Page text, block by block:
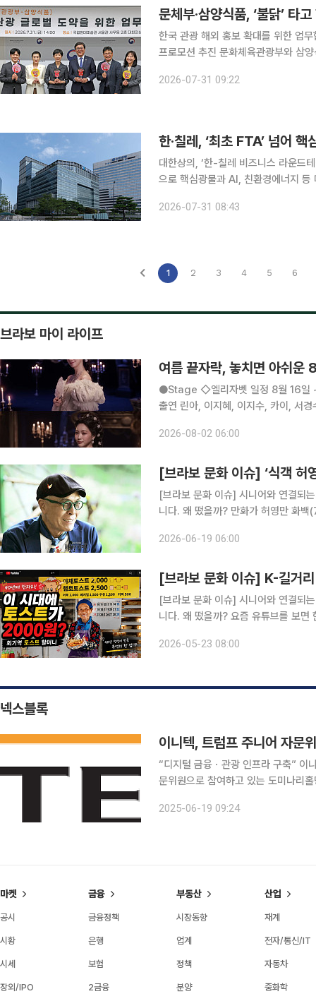
문체부·삼양식품, ‘불닭’ 타
한국 관광 해외 홍보 확대를 위한 업
프로모션 추진 문화체육관광부와 삼양식품이 해외 방한객 유치를 확대하고 한국 관광 해외 홍보를
한다. 이번 협약은 K푸드의 파급력을
2026-07-31 09:22
한·칠레, ‘최초 FTA’ 넘어
대한상의, ‘한-칠레 비즈니스 라운드테이블’ 개최 한국과 칠레 경제계가 자
으로 핵심광물과 AI, 친환경에너지 등 미래산업 협
다고 31일 밝혔다. 이재명 대통령의
2026-07-31 08:43
1 2 3 4 5 6
브라보 마이 라이프
여름 끝자락, 놓치면 아쉬운
●Stage ◇엘리자벳 일정 8월 16일 ~ 11월 15일 장소 블루스퀘어 우리은행홀 연출 로버트 요한슨
출연 린아, 이지혜, 이지수, 카이, 서경수, 고은성,
존재 ‘죽음(Der Tod)’
2026-08-02 06:00
[브라보 문화 이슈] ‘식객 허
[브라보 문화 이슈] 시니어와 연결되
니다. 왜 떴을까? 만화가 허영만 화백(79)은 지난 17일 낙상사고로 인한 건강 악화로 활동 중단을
하 ‘백반기행’)’도 7년 만에 막을 내린
2026-06-19 06:00
[브라보 문화 이슈] K-길거
[브라보 문화 이슈] 시니어와 연결되
니다. 왜 떴을까? 요즘 유튜브를 보면 한국의 스트리트푸드(길거리 음식)를 조명한 콘텐츠를 어렵지
·할아버지의 푸근한 미소까지. 유튜브
2026-05-23 08:00
넥스블록
“디지털 금융ㆍ관광 인프라 구축” 이니텍이 미국 트럼프 대통령의 아들 도널드 트럼프 주니어가 자
문위원으로 참여하고 있는 도미나
2025-06-19 09:24
마켓
공시
시황
시세
장외/IPO
금융
금융정책
은행
보험
2금융
부동산
시장동향
업계
정책
분양
산업
재계
전자/통신/IT
자동차
중화학